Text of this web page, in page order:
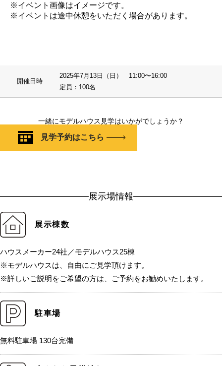
※イベント画像はイメージです。
※イベントは途中休憩をいただく場合があります。
開催日時
2025年7月13日（日） 11:00〜16:00
定員：100名
一緒にモデルハウス見学はいかがでしょうか？
見学予約はこちら
展示場情報
展示棟数
ハウスメーカー24社／モデルハウス25棟
※モデルハウスは、自由にご見学頂けます。
※詳しいご説明をご希望の方は、ご予約をお勧めいたします。
駐車場
無料駐車場 130台完備